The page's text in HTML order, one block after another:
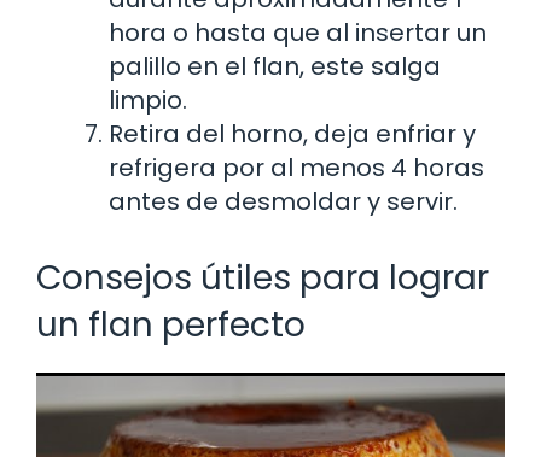
hora o hasta que al insertar un
palillo en el flan, este salga
limpio.
Retira del horno, deja enfriar y
refrigera por al menos 4 horas
antes de desmoldar y servir.
Consejos útiles para lograr
un flan perfecto